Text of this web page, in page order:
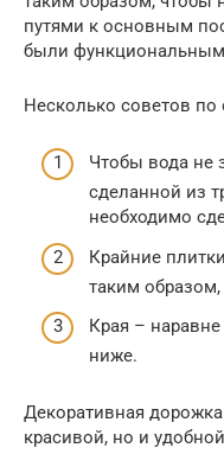
путями к основным
были
Несколько советов
Чтобы вода не
сделанной из
необходимо
Крайние
таким
Края –
ниже.
Декоративная
красивой, но и удобной